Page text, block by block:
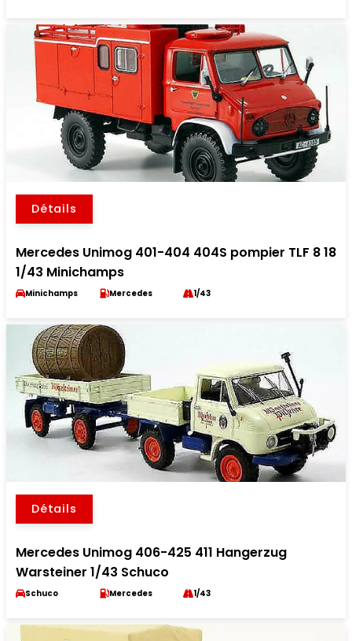
Détails
Mercedes Unimog 401-404 404S pompier TLF 8 18
1/43 Minichamps
Minichamps Mercedes 1/43
Détails
Mercedes Unimog 406-425 411 Hangerzug
Warsteiner 1/43 Schuco
Schuco Mercedes 1/43